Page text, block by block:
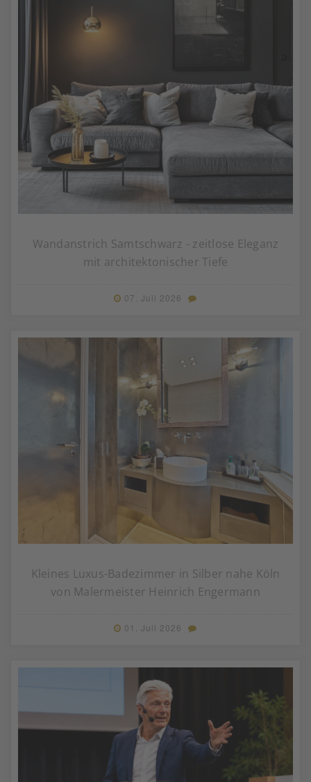
Wandanstrich Samtschwarz - zeitlose Eleganz
mit architektonischer Tiefe
07. Juli 2026
Kleines Luxus-Badezimmer in Silber nahe Köln
von Malermeister Heinrich Engermann
01. Juli 2026